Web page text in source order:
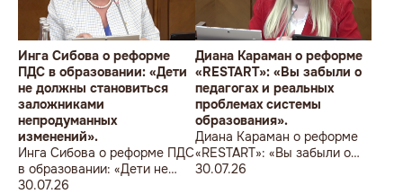
Инга Сибова о реформе
ПДС в образовании: «Дети
не должны становиться
заложниками
непродуманных
изменений».
Инга Сибова о реформе ПДС
в образовании: «Дети не
должны становиться
30.07.26
Диана Караман о реформе
«RESTART»: «Вы забыли о
педагогах и реальных
проблемах системы
образования».
Диана Караман о реформе
«RESTART»: «Вы забыли о
педагогах и реальных
30.07.26